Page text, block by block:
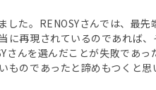
た。RENOSYさんでは、最
に再現されているのであれば
さんを選んだことが失敗であ
ものであったと諦めもつくと